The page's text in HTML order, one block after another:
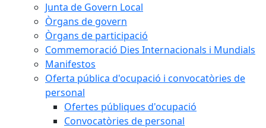
Junta de Govern Local
Òrgans de govern
Òrgans de participació
Commemoració Dies Internacionals i Mundials
Manifestos
Oferta pública d'ocupació i convocatòries de
personal
Ofertes públiques d'ocupació
Convocatòries de personal